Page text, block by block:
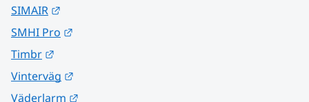
SIMAIR
SMHI Pro
Timbr
Vinterväg
Väderlarm